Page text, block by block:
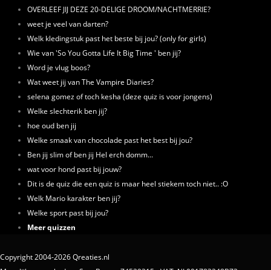
OVERLEEF JIJ DEZE 20-DELIGE DROOM/NACHTMERRIE?
weet je veel van darten?
Welk kledingstuk past het beste bij jou? (only for girls)
Wie van 'So You Gotta Life It Big Time ' ben jij?
Word je vlug boos?
Wat weet jij van The Vampire Diaries?
selena gomez of toch kesha (deze quiz is voor jongens)
Welke slechterik ben jij?
hoe oud ben jij
Welke smaak van chocolade past het best bij jou?
Ben jij slim of ben jij Hel erch domm...
wat voor hond past bij jouw?
Dit is de quiz die een quiz is maar heel stiekem toch niet.. :O
Welk Mario karakter ben jij?
Welke sport past bij jou?
Meer quizzen
Copyright 2004-2026 Qreaties.nl